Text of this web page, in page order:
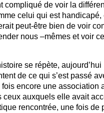
compliqué de voir la
celui qui est handicapé,
peut-être bien de voir
nous –mêmes et voir ce
se répète, aujourd’hui
de ce qui s’est passé
encore une association
auxquels elle avait
rencontrée, une fois de